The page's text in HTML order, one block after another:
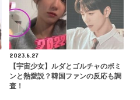
2023.6.27
【宇宙少女】ルダとゴルチャのボミ
ンと熱愛説？韓国ファンの反応も調
査！